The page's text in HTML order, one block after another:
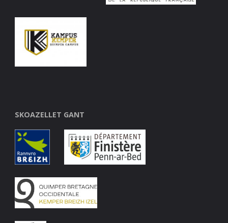
SKOAZELLET GANT